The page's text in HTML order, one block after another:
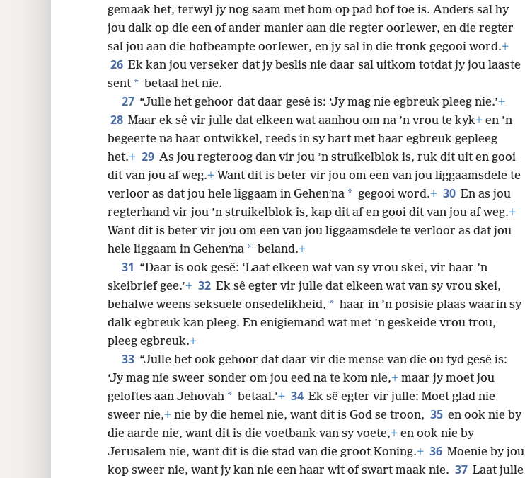
gemaak het, terwyl jy nog saam met hom op pad hof toe is. Anders sal hy
jou dalk op die een of ander manier aan die regter oorlewer, en die regter
sal jou aan die hofbeampte oorlewer, en jy sal in die tronk gegooi word.+
26 Ek kan jou verseker dat jy beslis nie daar sal uitkom totdat jy jou laaste
sent * betaal het nie.
27 “Julle het gehoor dat daar gesê is: ‘Jy mag nie egbreuk pleeg nie.’+
28 Maar ek sê vir julle dat elkeen wat aanhou om na ’n vrou te kyk+ en ’n
begeerte na haar ontwikkel, reeds in sy hart met haar egbreuk gepleeg
het.+ 29 As jou regteroog dan vir jou ’n struikelblok is, ruk dit uit en gooi
dit van jou af weg.+ Want dit is beter vir jou om een van jou liggaamsdele te
verloor as dat jou hele liggaam in Gehenʹna * gegooi word.+ 30 En as jou
regterhand vir jou ’n struikelblok is, kap dit af en gooi dit van jou af weg.+
Want dit is beter vir jou om een van jou liggaamsdele te verloor as dat jou
hele liggaam in Gehenʹna * beland.+
31 “Daar is ook gesê: ‘Laat elkeen wat van sy vrou skei, vir haar ’n
skeibrief gee.’+ 32 Ek sê egter vir julle dat elkeen wat van sy vrou skei,
behalwe weens seksuele onsedelikheid, * haar in ’n posisie plaas waarin sy
dalk egbreuk kan pleeg. En enigiemand wat met ’n geskeide vrou trou,
pleeg egbreuk.+
33 “Julle het ook gehoor dat daar vir die mense van die ou tyd gesê is:
‘Jy mag nie sweer sonder om jou eed na te kom nie,+ maar jy moet jou
geloftes aan Jehovah * betaal.’+ 34 Ek sê egter vir julle: Moet glad nie
sweer nie,+ nie by die hemel nie, want dit is God se troon, 35 en ook nie by
die aarde nie, want dit is die voetbank van sy voete,+ en ook nie by
Jerusalem nie, want dit is die stad van die groot Koning.+ 36 Moenie by jou
kop sweer nie, want jy kan nie een haar wit of swart maak nie. 37 Laat julle